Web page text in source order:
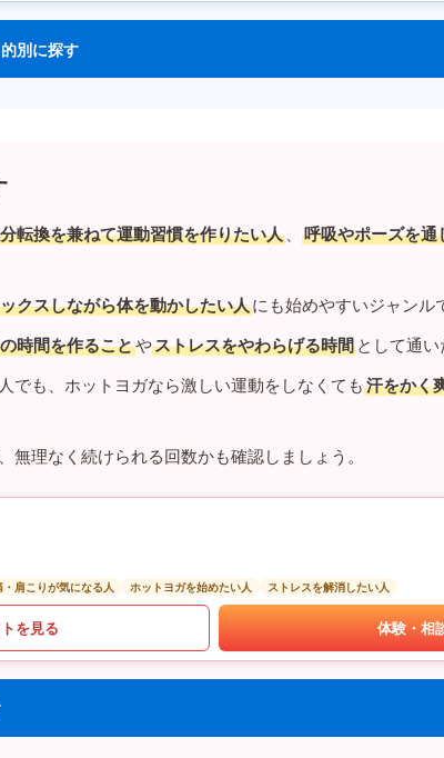
別に探す
転換を兼ねて運動習慣を作りたい人 、 呼吸やポーズを通
クスしながら体を動かしたい人にも始めやすいジャンル
時間を作ることやストレスをやわらげる時間 として通い
でも、ホットヨガなら激しい運動をしなくても 汗をかく
無理なく続けられる回数かも確認しましょう。
・肩こりが気になる人 ホットヨガを始めたい人 ストレスを解消したい人
を見る 体験・相